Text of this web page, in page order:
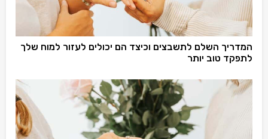
המדריך השלם לתשבצים וכיצד הם יכולים לעזור למוח שלך
לתפקד טוב יותר